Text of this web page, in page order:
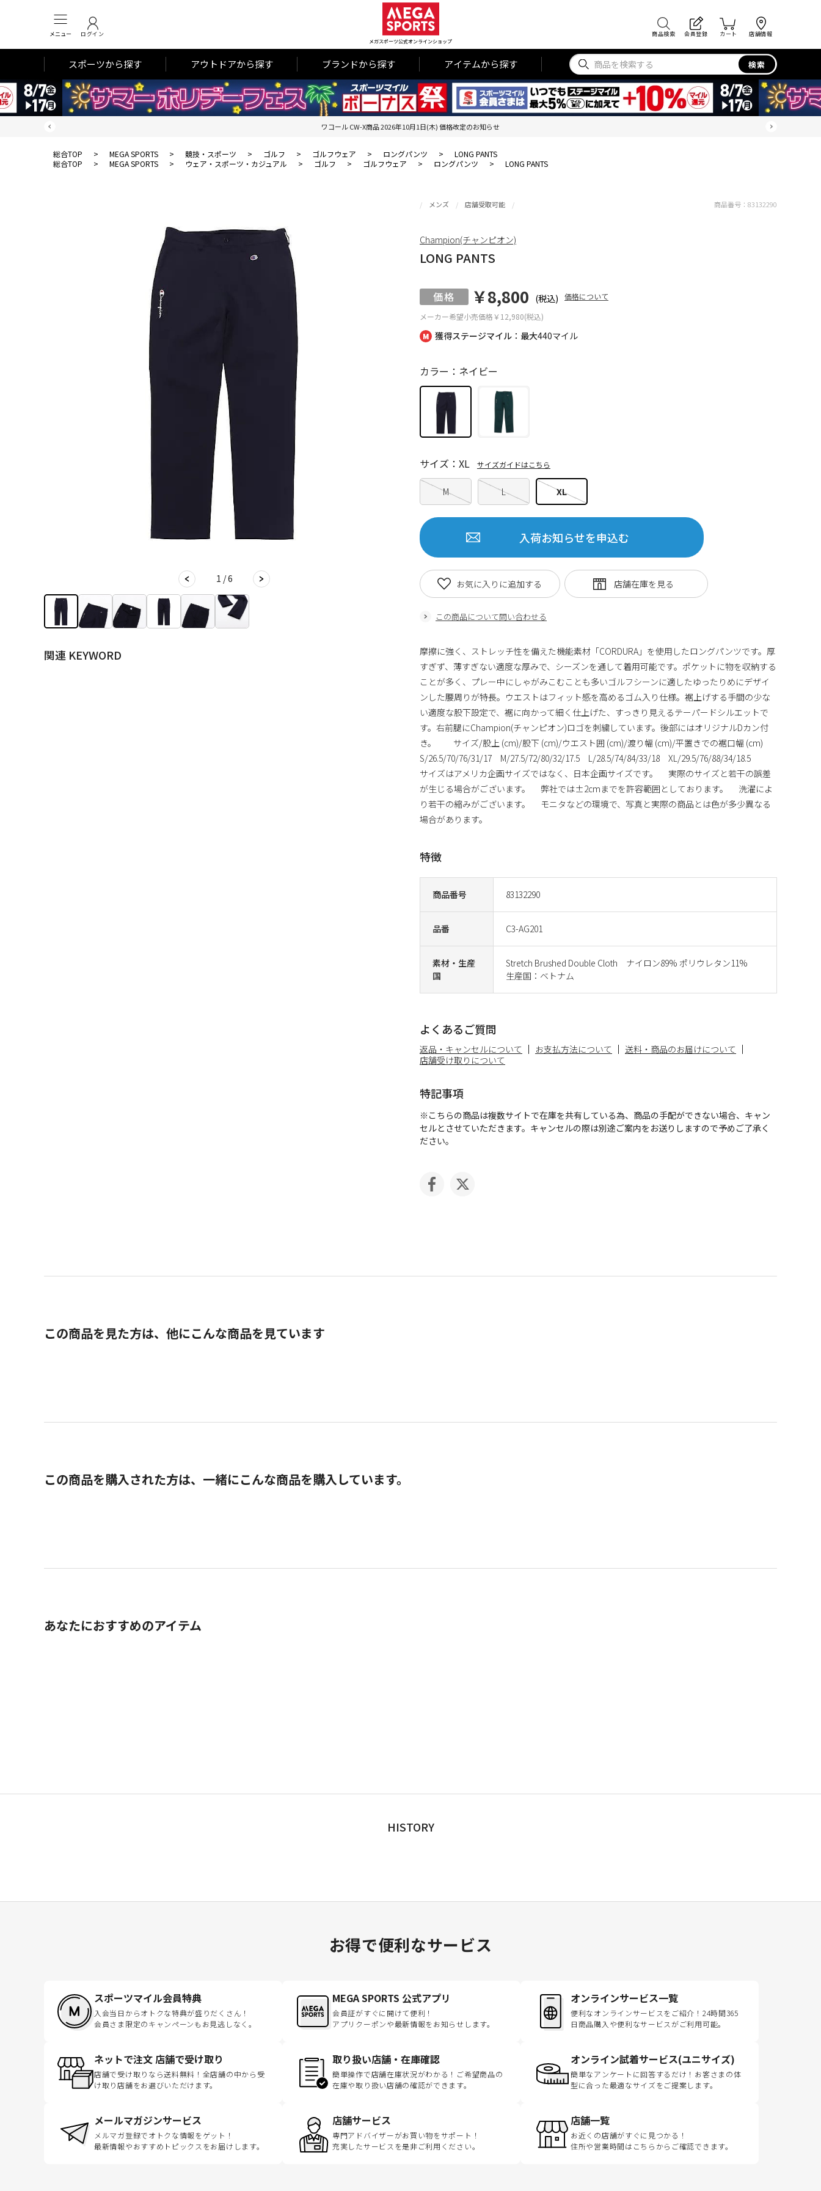
メニュー ログイン
メガスポーツ公式オンラインショップ
商品検索 会員登録 カート 店舗情報
スポーツから探す アウトドアから探す ブランドから探す アイテムから探す 検索
ワコール CW-X商品 2026年10月1日(木) 価格改定のお知らせ
総合TOP > MEGA SPORTS > 競技・スポーツ > ゴルフ > ゴルフウェア > ロングパンツ >
LONG PANTS
総合TOP
> MEGA SPORTS > ウェア・スポーツ・カジュアル > ゴルフ > ゴルフウェア > ロングパンツ > LONG PANTS
1 / 6
関連 KEYWORD
獲得ステージマイル：最大440マイル
メンズ 店舗受取可能
LONG PANTS
メーカー希望小売価格￥12,980(税込)
￥8,800 (税込) 価格について
商品番号 83132290
品番 C3-AG201
素材・生産
国
Stretch Brushed Double Cloth ナイロン89% ポリウレタン11%
生産国：ベトナム
カラー：ネイビー
M L XL
サイズ：XL サイズガイドはこちら
入荷お知らせを申込む
この商品について問い合わせる
お気に入りに追加する
商品番号： 83132290
Champion(チャンピオン)
摩擦に強く、ストレッチ性を備えた機能素材「CORDURA」を使用したロングパンツです。厚
すぎず、薄すぎない適度な厚みで、シーズンを通して着用可能です。ポケットに物を収納する
ことが多く、プレー中にしゃがみこむことも多いゴルフシーンに適したゆったりめにデザイ
ンした腰周りが特長。ウエストはフィット感を高めるゴム入り仕様。裾上げする手間の少な
い適度な股下設定で、裾に向かって細く仕上げた、すっきり見えるテーパードシルエットで
す。右前腿にChampion(チャンピオン)ロゴを刺繍しています。後部にはオリジナルDカン付
き。 サイズ/股上 (cm)/股下 (cm)/ウエスト囲 (cm)/渡り幅 (cm)/平置きでの裾口幅 (cm)
S/26.5/70/76/31/17 M/27.5/72/80/32/17.5 L/28.5/74/84/33/18 XL/29.5/76/88/34/18.5
サイズはアメリカ企画サイズではなく、日本企画サイズです。 実際のサイズと若干の誤差
が生じる場合がございます。 弊社では±2cmまでを許容範囲としております。 洗濯によ
り若干の縮みがございます。 モニタなどの環境で、写真と実際の商品とは色が多少異なる
場合があります。
特徴
よくあるご質問
返品・キャンセルについて お支払方法について
送料・商品のお届けについて
店舗受け取りについて
特記事項
※こちらの商品は複数サイトで在庫を共有している為、商品の手配ができない場合、キャン
セルとさせていただきます。キャンセルの際は別途ご案内をお送りしますので予めご了承く
ださい。
この商品を見た方は、他にこんな商品を見ています
この商品を購入された方は、一緒にこんな商品を購入しています。
あなたにおすすめのアイテム
HISTORY
お得で便利なサービス
スポーツマイル会員特典
入会当日からオトクな特典が盛りだくさん！
会員さま限定のキャンペーンもお見逃しなく。
MEGA SPORTS 公式アプリ
会員証がすぐに開けて便利！
アプリクーポンや最新情報をお知らせします。
オンラインサービス一覧
便利なオンラインサービスをご紹介！24時間365
日商品購入や便利なサービスがご利用可能。
ネットで注文 店舗で受け取り
店舗で受け取りなら送料無料！全店舗の中から受
け取り店舗をお選びいただけます。
取り扱い店舗・在庫確認
簡単操作で店舗在庫状況がわかる！ご希望商品の
在庫や取り扱い店舗の確認ができます。
オンライン試着サービス(ユニサイズ)
簡単なアンケートに回答するだけ！お客さまの体
型に合った最適なサイズをご提案します。
メールマガジンサービス
メルマガ登録でオトクな情報をゲット！
最新情報やおすすめトピックスをお届けします。
店舗サービス
専門アドバイザーがお買い物をサポート！
充実したサービスを是非ご利用ください。
店舗一覧
お近くの店舗がすぐに見つかる！
住所や営業時間はこちらからご確認できます。